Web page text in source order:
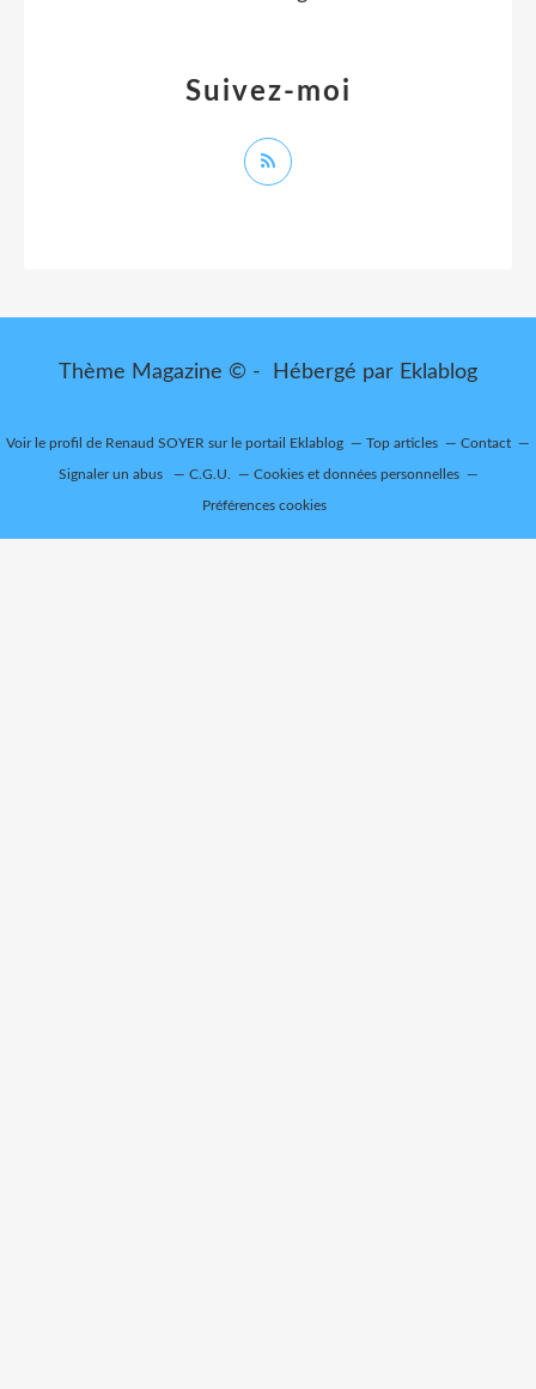
Suivez-moi
Thème Magazine © - Hébergé par Eklablog
Voir le profil de Renaud SOYER sur le portail Eklablog Top articles Contact
Signaler un abus C.G.U. Cookies et données personnelles
Préférences cookies